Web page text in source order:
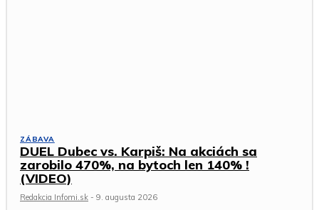
ZÁBAVA
DUEL Dubec vs. Karpiš: Na akciách sa
zarobilo 470%, na bytoch len 140% !
(VIDEO)
Redakcia Infomi.sk - 9. augusta 2026